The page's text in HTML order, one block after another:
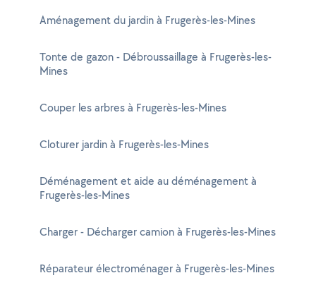
Aménagement du jardin à Frugerès-les-Mines
Tonte de gazon - Débroussaillage à Frugerès-les-
Mines
Couper les arbres à Frugerès-les-Mines
Cloturer jardin à Frugerès-les-Mines
Déménagement et aide au déménagement à
Frugerès-les-Mines
Charger - Décharger camion à Frugerès-les-Mines
Réparateur électroménager à Frugerès-les-Mines